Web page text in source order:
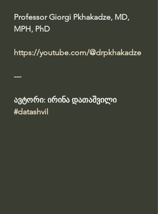
Professor Giorgi Pkhakadze, MD,
MPH, PhD
https://youtube.com/@drpkhakadze
---
ავტორი: ირინა დათაშვილი
#datashvil